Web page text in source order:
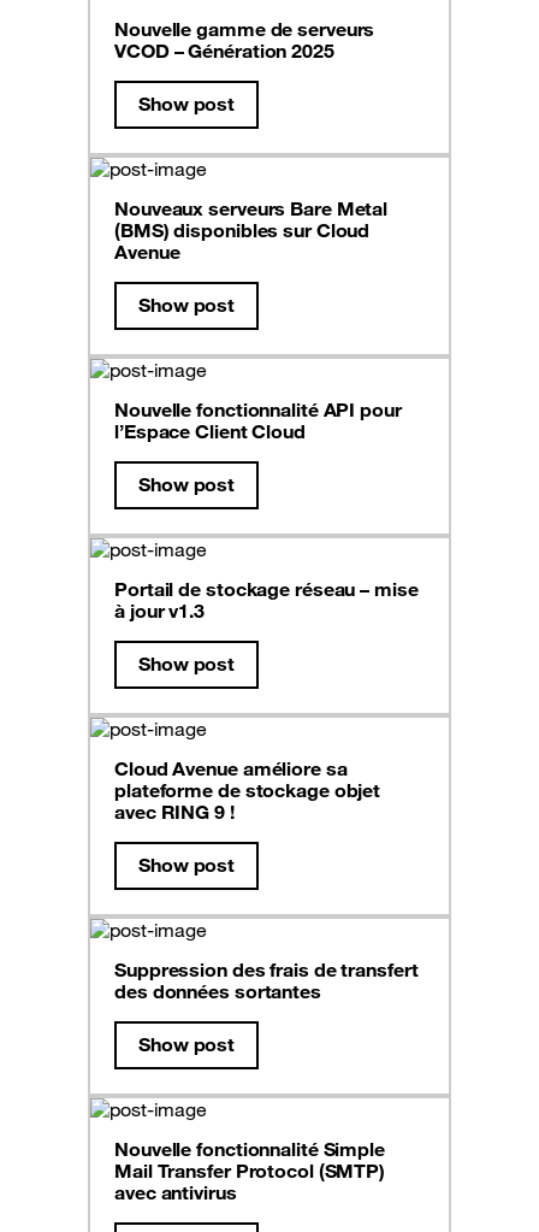
Nouvelle gamme de serveurs
VCOD – Génération 2025
Show post
Nouveaux serveurs Bare Metal
(BMS) disponibles sur Cloud
Avenue
Show post
Nouvelle fonctionnalité API pour
l’Espace Client Cloud
Show post
Portail de stockage réseau – mise
à jour v1.3
Show post
Cloud Avenue améliore sa
plateforme de stockage objet
avec RING 9 !
Show post
Suppression des frais de transfert
des données sortantes
Show post
Nouvelle fonctionnalité Simple
Mail Transfer Protocol (SMTP)
avec antivirus